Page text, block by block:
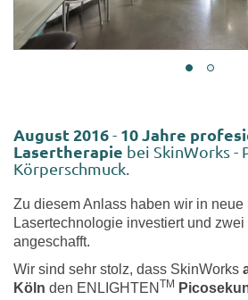
August 2016- 10 Jahre
Lasertherapie bei SkinWorks -
Körperschmuck.
Zu diesem Anlass haben wir in
Lasertechnologie investiert und
angeschafft.
Wir sind sehr stolz, dass SkinWorks
Köln den ENLIGHTEN TM